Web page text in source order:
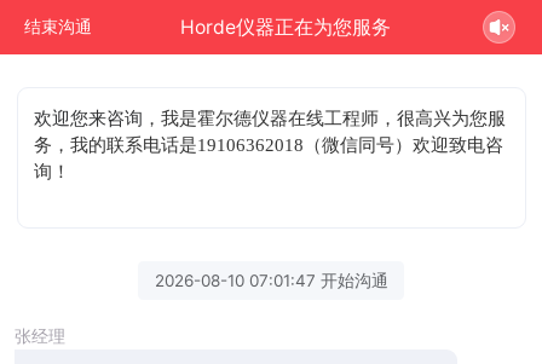
结束沟通 Horde仪器正在为您服务
欢迎您来咨询 ，我是霍尔德仪器在线工程师，很高兴为您服
务，我的联系电话是19106362018（微信同号）欢迎致电咨
询！
2026-08-10 07:01:47 开始沟通
张经理